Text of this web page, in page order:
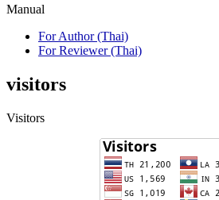
Manual
For Author (Thai)
For Reviewer (Thai)
visitors
Visitors